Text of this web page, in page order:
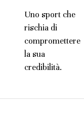
Uno sport che
rischia di
compromettere
la sua
credibilità.